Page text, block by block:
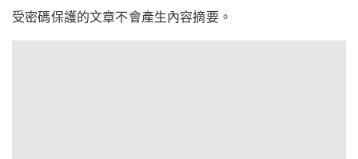
受密碼保護的文章不會產生內容摘要。